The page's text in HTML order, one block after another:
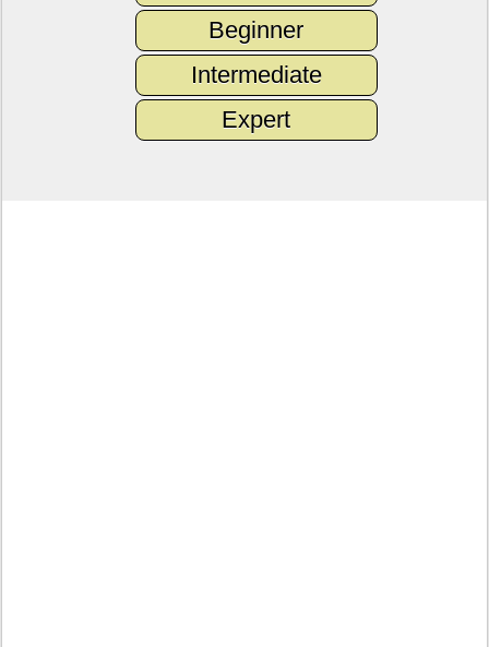
Beginner
Intermediate
Expert